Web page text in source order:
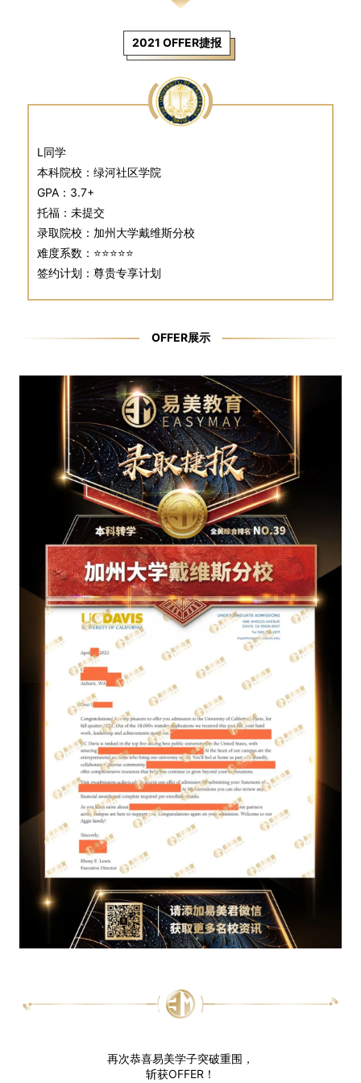
2021 OFFER捷报
L同学
本科院校：绿河社区学院
GPA：3.7+
托福：未提交
录取院校：加州大学戴维斯分校
难度系数：⭐⭐⭐⭐⭐
签约计划：尊贵专享计划
OFFER展示
再次恭喜易美学子突破重围，
斩获OFFER！